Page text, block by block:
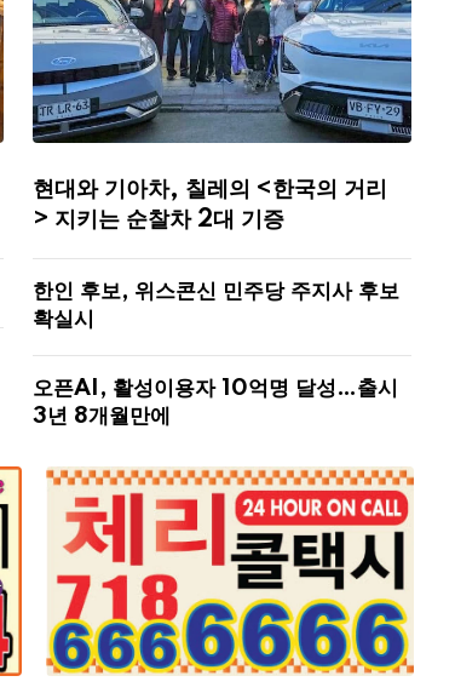
현대와 기아차, 칠레의 <한국의 거리
> 지키는 순찰차 2대 기증
한인 후보, 위스콘신 민주당 주지사 후보
확실시
오픈AI, 활성이용자 10억명 달성…출시
3년 8개월만에